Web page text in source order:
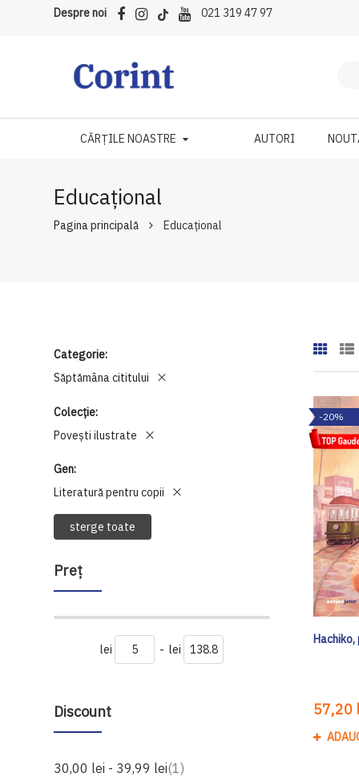
Despre noi 021 319 47 97
CĂRȚILE NOASTRE AUTORI
Educațional
Pagina principală Educațional
Categorie
Săptămâna cititului
Colecție
Povești ilustrate
Gen
Literatură pentru copii
sterge toate
Preţ
lei - lei
Discount
30,00 lei - 39,99 lei 1produs
-20%
57,20